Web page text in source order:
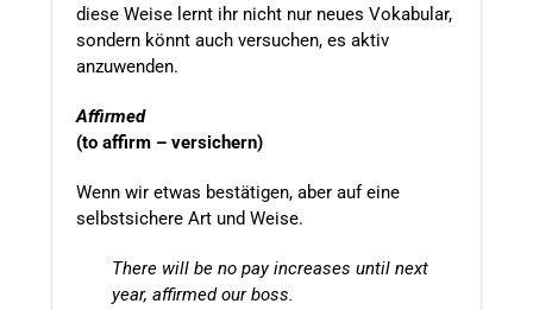
diese Weise lernt ihr nicht nur neues Vokabular,
sondern könnt auch versuchen, es aktiv
anzuwenden.
Affirmed
(to affirm – versichern)
Wenn wir etwas bestätigen, aber auf eine
selbstsichere Art und Weise.
There will be no pay increases until next
year, affirmed our boss.